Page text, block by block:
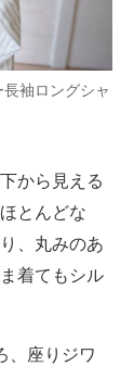
袖ロングシャ
から見える
とんどな
、丸みのあ
着てもシル
、座りジワ